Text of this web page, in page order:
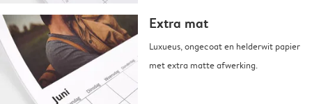
Extra mat
Luxueus, ongecoat en helderwit papier
met extra matte afwerking.